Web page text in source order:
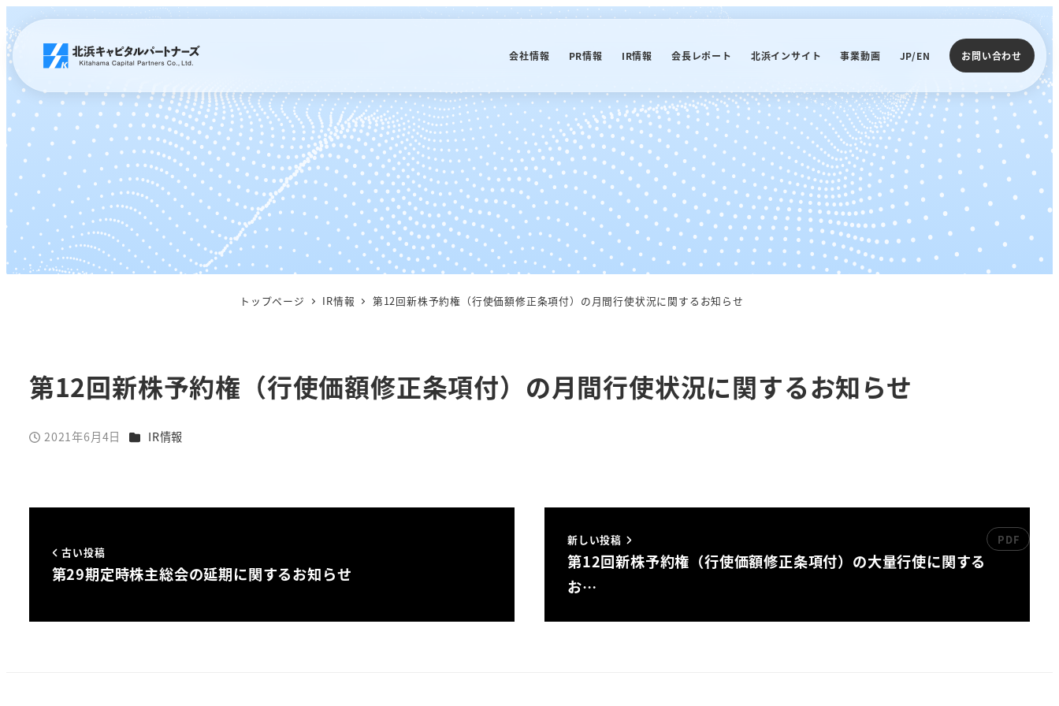
イ
ン
コ
ン
テ
ン
へ
移
会社情報 PR情報 IR情報 会長レポート 北浜インサイト 事業動画 JP/EN お問い合わせ
トップページ IR情報 第12回新株予約権（行使価額修正条項付）の月間行使状況に関するお知らせ
第12回新株予約権（行使価額修正条項付）の月間行使状況に関するお知らせ
投稿日
2021年6月4日 カテゴリー
IR情報
古い投稿
第29期定時株主総会の延期に関するお知らせ
新しい投稿
第12回新株予約権（行使価額修正条項付）の大量行使に関する
お…